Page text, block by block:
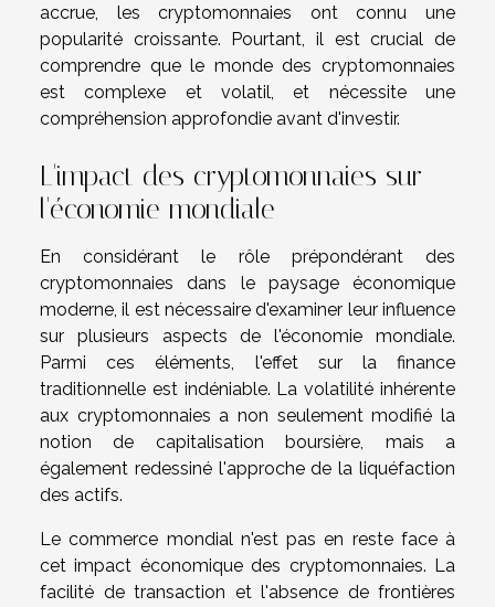
accrue, les cryptomonnaies ont connu une
popularité croissante. Pourtant, il est crucial de
comprendre que le monde des cryptomonnaies
est complexe et volatil, et nécessite une
compréhension approfondie avant d'investir.
L'impact des cryptomonnaies sur
l'économie mondiale
En considérant le rôle prépondérant des
cryptomonnaies dans le paysage économique
moderne, il est nécessaire d'examiner leur influence
sur plusieurs aspects de l'économie mondiale.
Parmi ces éléments, l'effet sur la finance
traditionnelle est indéniable. La volatilité inhérente
aux cryptomonnaies a non seulement modifié la
notion de capitalisation boursière, mais a
également redessiné l'approche de la liquéfaction
des actifs.
Le commerce mondial n'est pas en reste face à
cet impact économique des cryptomonnaies. La
facilité de transaction et l'absence de frontières